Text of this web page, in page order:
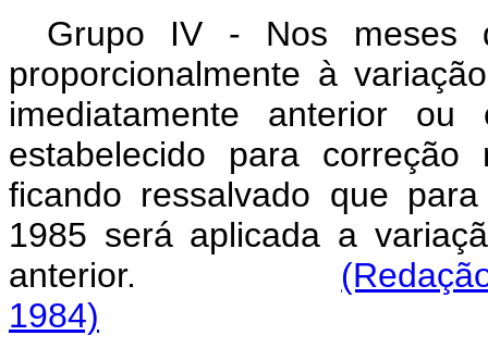
Grupo IV - Nos meses
proporcionalmente à
imediatamente anterior
estabelecido para correção
ficando ressalvado que
1985 será aplicada a
anterior.
1984)